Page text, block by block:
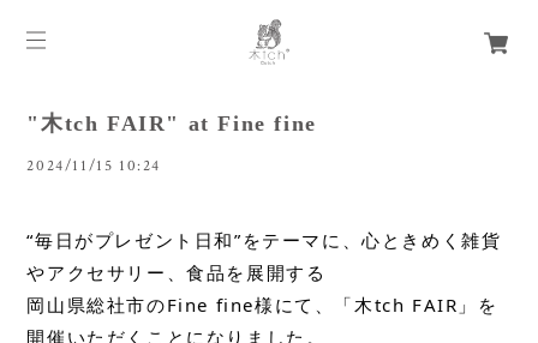
"木tch FAIR" at Fine fine
2024/11/15 10:24
“毎日がプレゼント日和”をテーマに、心ときめく雑貨
やアクセサリー、食品を展開する
岡山県総社市のFine fine様にて、「木tch FAIR」を